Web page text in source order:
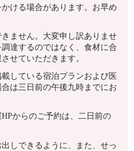
ける場合があります。お早め
ません。大変申し訳ありませ
達するのではなく、食材に合
せていただきます。
している宿泊プランおよび医
は三日前の午後九時までにお
からのご予約は、二日前の
しできるように、また、せっ